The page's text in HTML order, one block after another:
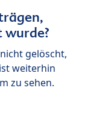
gelöscht,
weiterhin
zu sehen.